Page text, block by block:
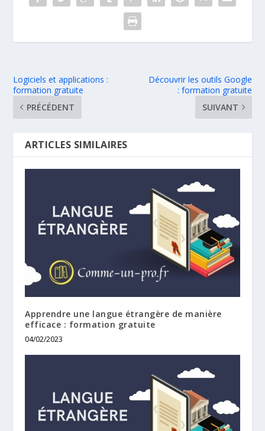
Logiciels et applications :
formation gratuite
PRÉCÉDENT
Découvrir les outils Google
: formation gratuite
SUIVANT
ARTICLES SIMILAIRES
Apprendre une langue étrangère de manière
efficace : formation gratuite
04/02/2023